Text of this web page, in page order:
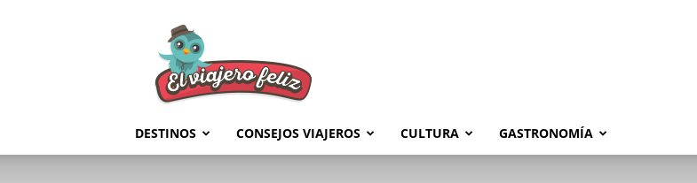
Feliz
DESTINOS CONSEJOS VIAJEROS CULTURA GASTRONOMÍA